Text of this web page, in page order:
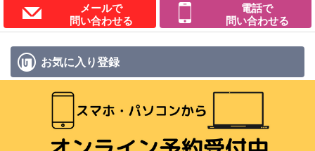
メールで
問い合わせる
電話で
問い合わせる
お気に入り登録